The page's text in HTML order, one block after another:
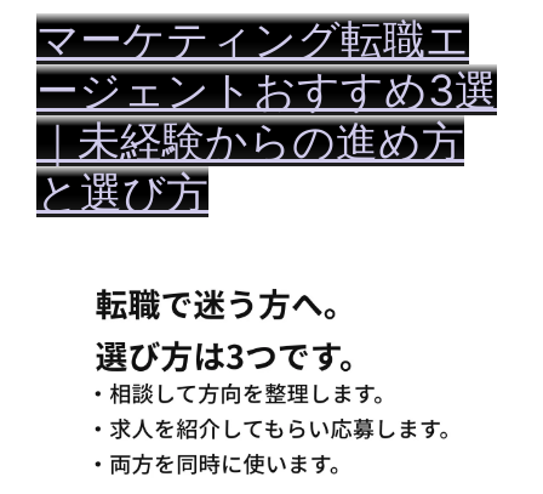
ー
マーケティング転職エ
ージェントおすすめ3選
｜未経験からの進め方
と選び方